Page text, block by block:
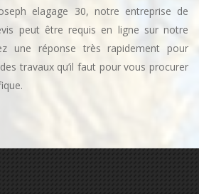
elagage 30, notre entreprise de
peut être requis en ligne sur notre
une réponse très rapidement pour
travaux qu’il faut pour vous procurer